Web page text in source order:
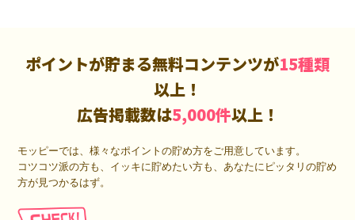
ポイントが貯まる無料コンテンツが15種類
以上！
広告掲載数は5,000件以上！
モッピーでは、様々なポイントの貯め方をご用意しています。
コツコツ派の方も、イッキに貯めたい方も、あなたにピッタリの貯め
方が見つかるはず。